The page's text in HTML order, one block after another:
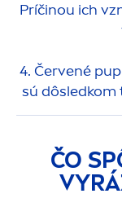
Príčinou ich
4. Červené
sú dôsledkom
ČO